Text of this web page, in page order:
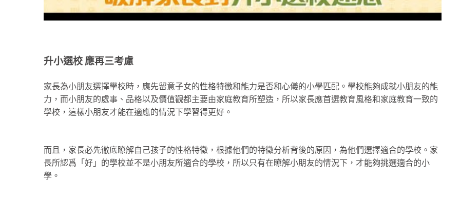
升小選校應再三考慮
家長為小朋友選擇學校時，應先留意子女的性格特徵和能力是否和心儀的小學匹配。學校能夠成就小朋友的能
力，而小朋友的處事、品格以及價值觀都主要由家庭教育所塑造，所以家長應首選教育風格和家庭教育一致的
學校，這樣小朋友才能在適應的情況下學習得更好。
而且，家長必先徹底瞭解自己孩子的性格特徵，根據他們的特徵分析背後的原因，為他們選擇適合的學校。家
長所認爲「好」的學校並不是小朋友所適合的學校，所以只有在瞭解小朋友的情況下，才能夠挑選適合的小
學。